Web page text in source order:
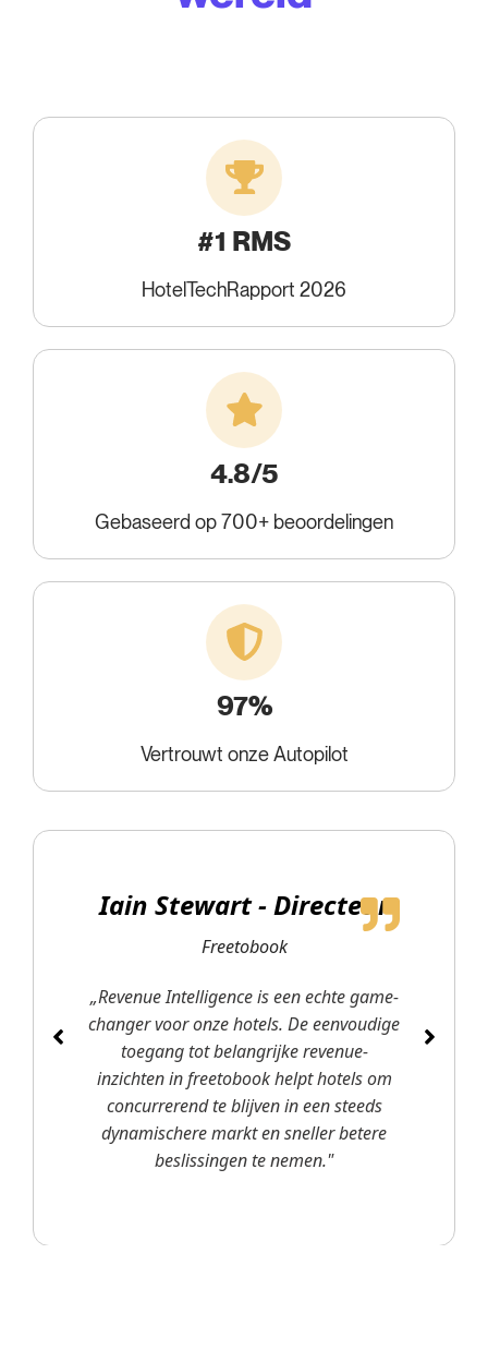
#1 RMS
HotelTechRapport 2026
4.8/5
Gebaseerd op 700+ beoordelingen
97%
Vertrouwt onze Autopilot
Iain Stewart - Directeur
Freetobook
„Revenue Intelligence is een echte game-
changer voor onze hotels. De eenvoudige
toegang tot belangrijke revenue-
inzichten in freetobook helpt hotels om
concurrerend te blijven in een steeds
dynamischere markt en sneller betere
beslissingen te nemen."